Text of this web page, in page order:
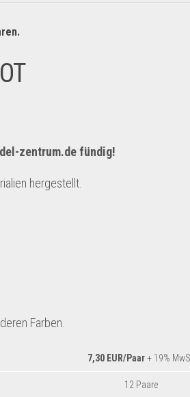
zentrum.defündig!
hergestellt.
Farben.
7,30 EUR/Paar+ 19%
12 Paare